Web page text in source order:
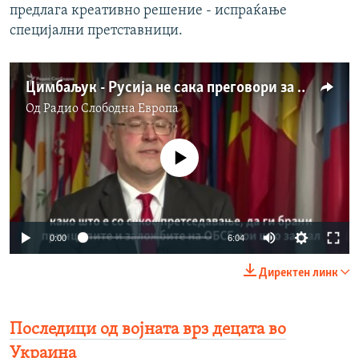
предлага креативно решение - испраќање
специјални претставници.
Цимбаљук - Русија не сака преговори за мир, само пауза за регрупирање на силите
ОдРадио Слободна Eвропа
No media source currently available
0:00 6:04 Auto
Директен линк
Последици од војната врз децата во
Украина